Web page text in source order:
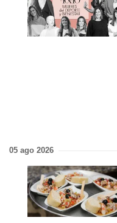
05 ago 2026